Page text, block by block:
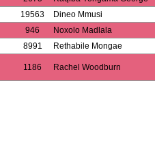
19563
Dineo Mmusi
946
Noxolo Madlala
8991 Rethabile Mongae
1186 Rachel Woodburn